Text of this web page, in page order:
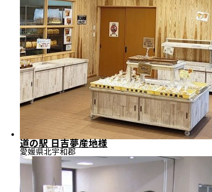
道の駅 日吉夢産地様
愛媛県北宇和郡